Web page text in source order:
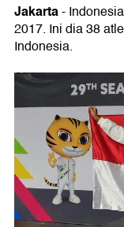
Jakarta-
2017. Ini dia 38
Indonesia.